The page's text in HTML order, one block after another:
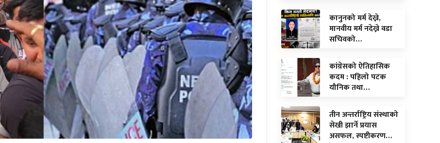
कानुनको मर्म देख्ने,
मानवीय मर्म नदेख्ने वडा
सचिवको…
कांग्रेसको ऐतिहासिक
कदम : पहिलो पटक
यौनिक तथा…
तीन अन्तर्राष्ट्रिय संस्थाको
सेखी झार्ने प्रयास
असफल, स्पष्टीकरण…